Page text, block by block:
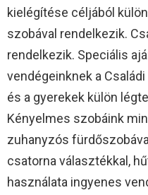
kielégítése céljából
szobával rendelkezik.
rendelkezik. Speciális
vendégeinknek a
és a gyerekek külön
Kényelmes szobáink
zuhanyzós
csatorna választékkal,
használata ingyenes